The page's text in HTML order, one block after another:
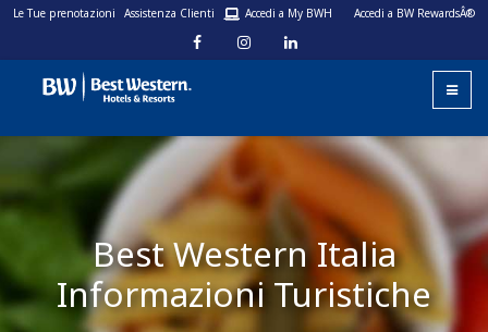
Le Tue prenotazioni Assistenza Clienti Accedi a My BWH Accedi a BW RewardsÂ®
Best Western Italia
Informazioni Turistiche